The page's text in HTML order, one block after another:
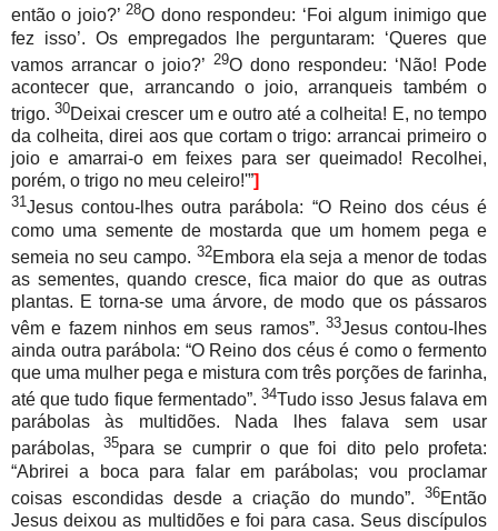
então o joio?’28O dono respondeu: ‘Foi algum inimigo que
fez isso’. Os empregados lhe perguntaram: ‘Queres que
vamos arrancar o joio?’ 29O dono respondeu: ‘Não! Pode
acontecer que, arrancando o joio, arranqueis também o
trigo.30Deixai crescer um e outro até a colheita! E, no tempo
da colheita, direi aos que cortam o trigo: arrancai primeiro o
joio e amarrai-o em feixes para ser queimado! Recolhei,
porém, o trigo no meu celeiro!'”]
31Jesus contou-lhes outra parábola: “O Reino dos céus é
como uma semente de mostarda que um homem pega e
semeia no seu campo. 32Embora ela seja a menor de todas
as sementes, quando cresce, fica maior do que as outras
plantas. E torna-se uma árvore, de modo que os pássaros
vêm e fazem ninhos em seus ramos”. 33Jesus contou-lhes
ainda outra parábola: “O Reino dos céus é como o fermento
que uma mulher pega e mistura com três porções de farinha,
até que tudo fique fermentado”.34Tudo isso Jesus falava em
parábolas às multidões. Nada lhes falava sem usar
parábolas,35para se cumprir o que foi dito pelo profeta:
“Abrirei a boca para falar em parábolas; vou proclamar
coisas escondidas desde a criação do mundo”. 36Então
Jesus deixou as multidões e foi para casa. Seus discípulos